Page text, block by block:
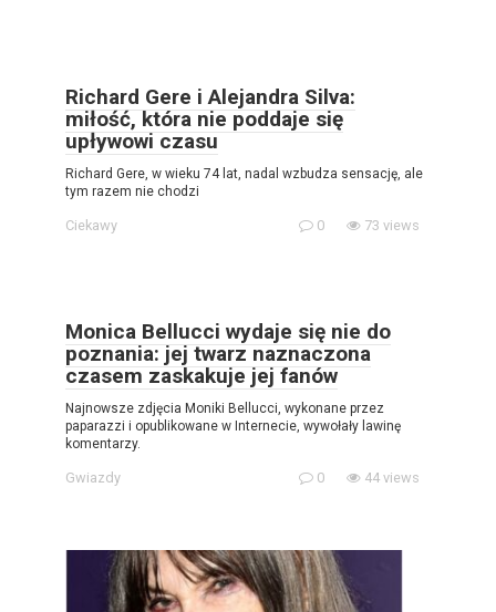
Richard Gere i Alejandra Silva:
miłość, która nie poddaje się
upływowi czasu
Richard Gere, w wieku 74 lat, nadal wzbudza sensację, ale
tym razem nie chodzi
Ciekawy 0 73 views
Monica Bellucci wydaje się nie do
poznania: jej twarz naznaczona
czasem zaskakuje jej fanów
Najnowsze zdjęcia Moniki Bellucci, wykonane przez
paparazzi i opublikowane w Internecie, wywołały lawinę
komentarzy.
Gwiazdy 0 44 views